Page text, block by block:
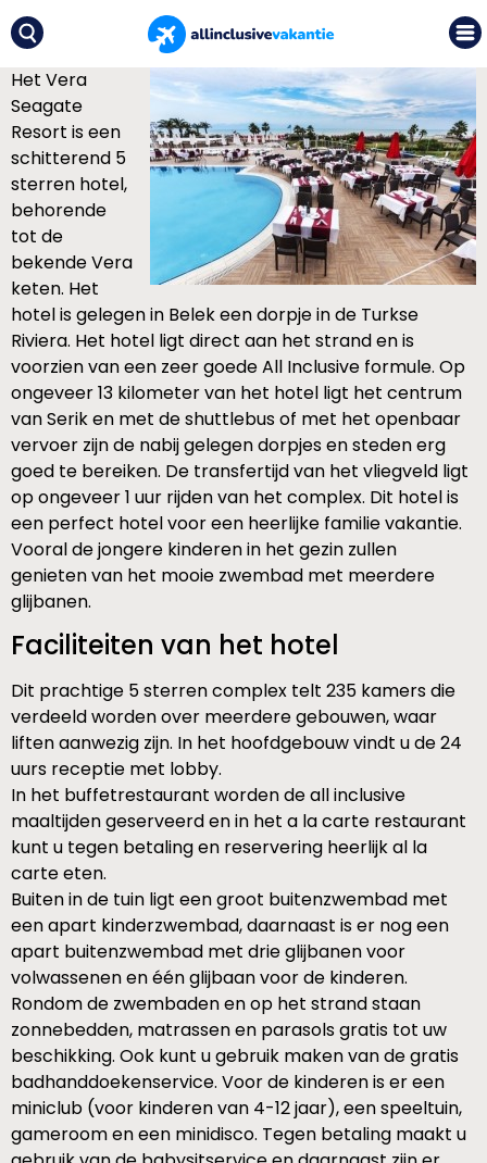
Het Vera
Seagate
Resort is een
schitterend 5
sterren hotel,
behorende
tot de
bekende Vera
keten. Het
hotel is gelegen in Belek een dorpje in de Turkse
Riviera. Het hotel ligt direct aan het strand en is
voorzien van een zeer goede All Inclusive formule. Op
ongeveer 13 kilometer van het hotel ligt het centrum
van Serik en met de shuttlebus of met het openbaar
vervoer zijn de nabij gelegen dorpjes en steden erg
goed te bereiken. De transfertijd van het vliegveld ligt
op ongeveer 1 uur rijden van het complex. Dit hotel is
een perfect hotel voor een heerlijke familie vakantie.
Vooral de jongere kinderen in het gezin zullen
genieten van het mooie zwembad met meerdere
glijbanen.
Faciliteiten van het hotel
Dit prachtige 5 sterren complex telt 235 kamers die
verdeeld worden over meerdere gebouwen, waar
liften aanwezig zijn. In het hoofdgebouw vindt u de 24
uurs receptie met lobby.
In het buffetrestaurant worden de all inclusive
maaltijden geserveerd en in het a la carte restaurant
kunt u tegen betaling en reservering heerlijk al la
carte eten.
Buiten in de tuin ligt een groot buitenzwembad met
een apart kinderzwembad, daarnaast is er nog een
apart buitenzwembad met drie glijbanen voor
volwassenen en één glijbaan voor de kinderen.
Rondom de zwembaden en op het strand staan
zonnebedden, matrassen en parasols gratis tot uw
beschikking. Ook kunt u gebruik maken van de gratis
badhanddoekenservice. Voor de kinderen is er een
miniclub (voor kinderen van 4-12 jaar), een speeltuin,
gameroom en een minidisco. Tegen betaling maakt u